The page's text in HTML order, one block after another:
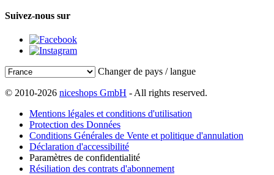
Suivez-nous sur
Changer de pays / langue
© 2010-2026 niceshops GmbH - All rights reserved.
Mentions légales et conditions d'utilisation
Protection des Données
Conditions Générales de Vente et politique d'annulation
Déclaration d'accessibilité
Paramètres de confidentialité
Résiliation des contrats d'abonnement